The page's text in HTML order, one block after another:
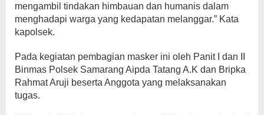
mengambil tindakan himbauan dan humanis dalam
menghadapi warga yang kedapatan melanggar.” Kata
kapolsek.
Pada kegiatan pembagian masker ini oleh Panit I dan II
Binmas Polsek Samarang Aipda Tatang A.K dan Bripka
Rahmat Aruji beserta Anggota yang melaksanakan
tugas.